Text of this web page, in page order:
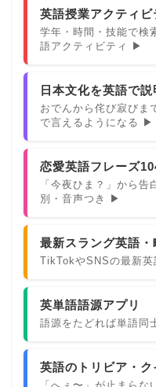
英語授業アクティ
学年・時間・技能で検
語アクティビティ ▶
日本文化を英語で説
おでんから侘び寂びま
で言えるようになる ▶
恋愛英語フレーズ
「今夜ひま？」から
別・音声つき ▶
最新スラング英語・
TikTokやSNSの最新
英単語語源アプリ
語源をたどれば単語同
英語のトリビア・ク